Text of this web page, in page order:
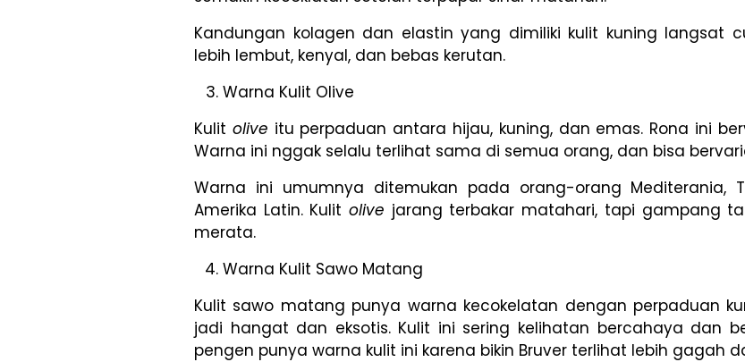
Kandungan kolagen dan elastin yang dimiliki kulit kuning langsat
lebih lembut, kenyal, dan bebas kerutan.
Warna Kulit Olive
Kulit olive itu perpaduan antara hijau, kuning, dan emas. Rona ini
Warna ini nggak selalu terlihat sama di semua orang, dan bisa
Warna ini umumnya ditemukan pada orang-orang Mediterania,
Amerika Latin. Kulitolive jarang terbakar matahari, tapi gampang
merata.
Warna Kulit Sawo Matang
Kulit sawo matang punya warna kecokelatan dengan perpaduan
jadi hangat dan eksotis. Kulit ini sering kelihatan bercahaya dan
pengen punya warna kulit ini karena bikin Bruver terlihat lebih gagah